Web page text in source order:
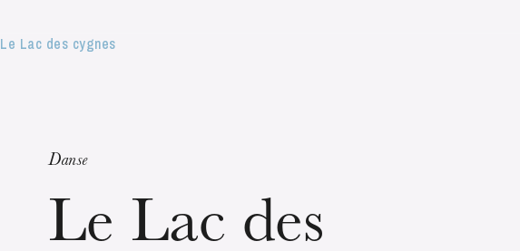
Le Lac des cygnes
Danse
Le Lac des